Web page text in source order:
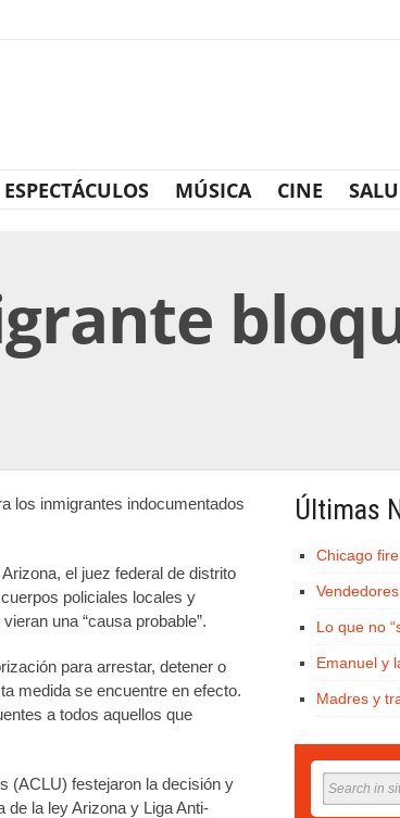
ESPECTÁCULOS MÚSICA CINE
los inmigrantes indocumentados
el juez federal de distrito
policiales locales y
una “causa probable”.
para arrestar, detener o
medida se encuentre en efecto.
a todos aquellos que
(ACLU) festejaron la decisión y
de la ley Arizona y Liga Anti-
Últimas
Chicago
Lo que no
Emanuel y
Madres y